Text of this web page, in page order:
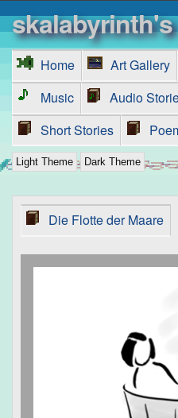
Home Art Gallery
Music
Audio
Short Stories
Light Theme Dark Theme
Die Flotte der Maare